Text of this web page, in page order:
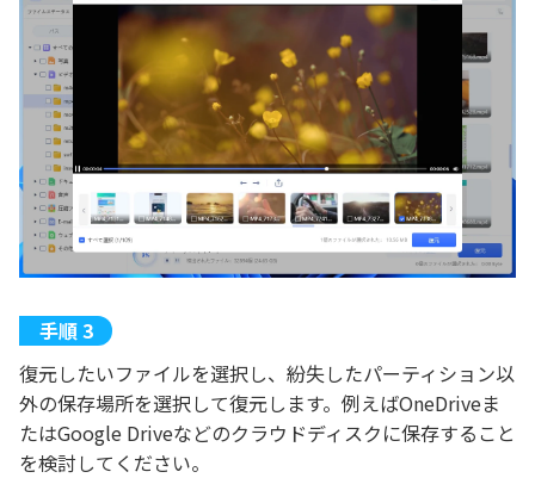
復元したいファイルを選択し、紛失したパーティション以
外の保存場所を選択して復元します。例えばOneDriveま
たはGoogle Driveなどのクラウドディスクに保存すること
を検討してください。